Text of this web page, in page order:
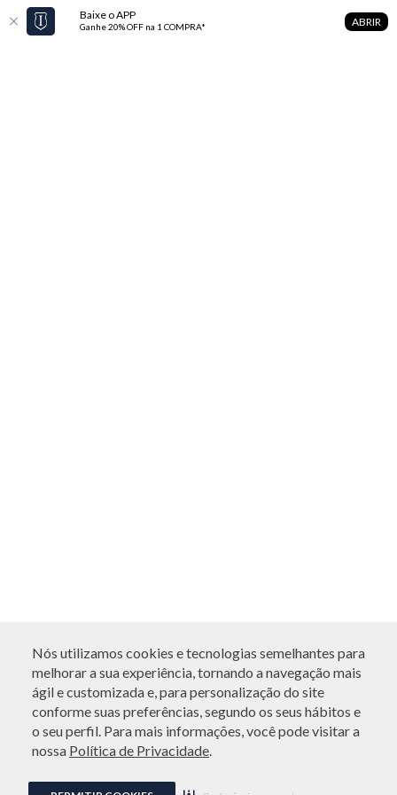
Baixe o APP
Ganhe 20% OFF na 1 COMPRA* ABRIR
Nós utilizamos cookies e tecnologias semelhantes para
melhorar a sua experiência, tornando a navegação mais
ágil e customizada e, para personalização do site
conforme suas preferências, segundo os seus hábitos e
o seu perfil. Para mais informações, você pode visitar a
nossa Política de Privacidade.